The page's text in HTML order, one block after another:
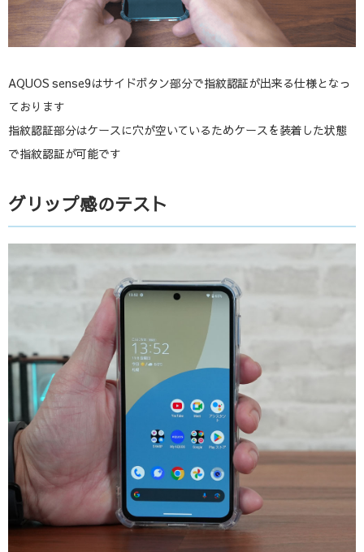
AQUOS sense9はサイドボタン部分で指紋認証が出来る仕様となっ
ております
指紋認証部分はケースに穴が空いているためケースを装着した状態
で指紋認証が可能です
グリップ感のテスト